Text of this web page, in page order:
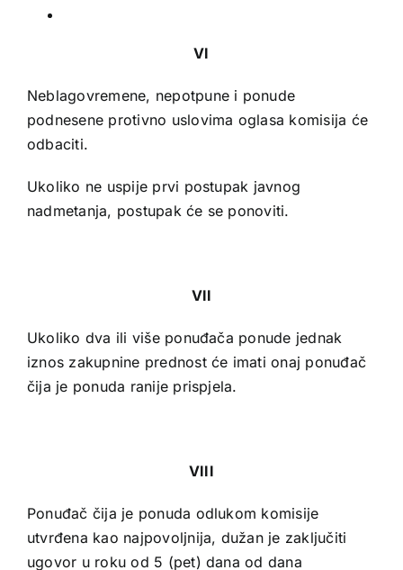
VI
Neblagovremene, nepotpune i ponude
podnesene protivno uslovima oglasa komisija će
odbaciti.
Ukoliko ne uspije prvi postupak javnog
nadmetanja, postupak će se ponoviti.
VII
Ukoliko dva ili više ponuđača ponude jednak
iznos zakupnine prednost će imati onaj ponuđač
čija je ponuda ranije prispjela.
VIII
Ponuđač čija je ponuda odlukom komisije
utvrđena kao najpovoljnija, dužan je zaključiti
ugovor u roku od 5 (pet) dana od dana